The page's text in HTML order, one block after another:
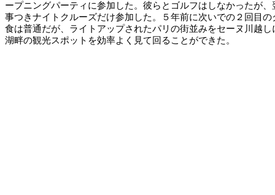
ープニングパーティに参加した。彼らとゴルフはしなかったが
事つきナイトクルーズだけ参加した。５年前に次いでの２回目
食は普通だが、ライトアップされたパリの街並みをセーヌ川越
湖畔の観光スポットを効率よく見て回ることができた。